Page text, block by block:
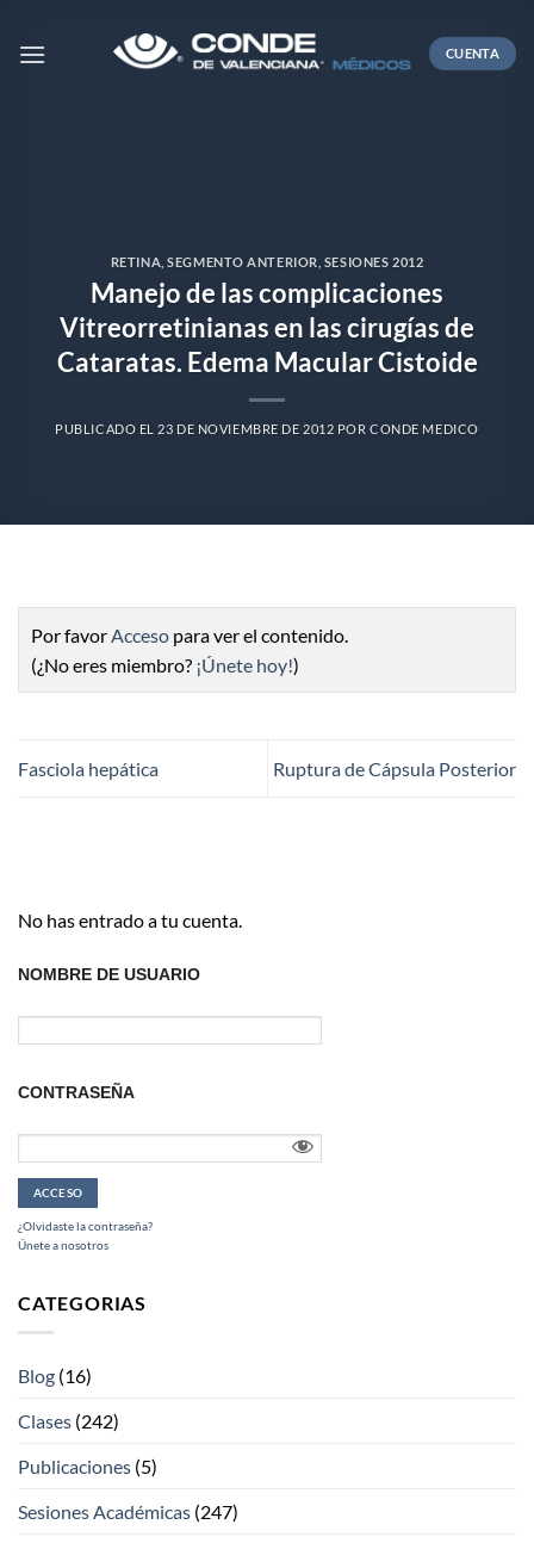
CUENTA
RETINA ,SEGMENTO ANTERIOR SESIONES 2012
Manejo de las complicaciones
Vitreorretinianas en las cirugías de
Cataratas. Edema Macular Cistoide
PUBLICADO EL 23 DE NOVIEMBRE DE 2012 PORCONDE MEDICO
Por favorAcceso para ver el contenido.
(¿No eres miembro? ¡Únete hoy!)
Fasciola hepática Ruptura de Cápsula Posterior
No has entrado a tu cuenta.
NOMBRE DE USUARIO
CONTRASEÑA
¿Olvidaste la contraseña?
Únete a nosotros
CATEGORIAS
Blog (16)
Clases (242)
Publicaciones (5)
Sesiones Académicas (247)